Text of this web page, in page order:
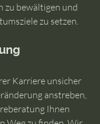
zu bewältigen und
zu setzen.
Karriere unsicher
anstreben,
Ihnen